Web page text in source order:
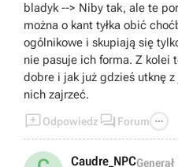
bladyk --> Niby tak, ale te
można o kant tyłka obić
ogólnikowe i skupiają się
nie pasuje ich forma. Z kolei
dobre i jak już gdzieś utknę
nich zajrzeć.
Odpowiedz  Forum 
Caudre_NPCGenerał